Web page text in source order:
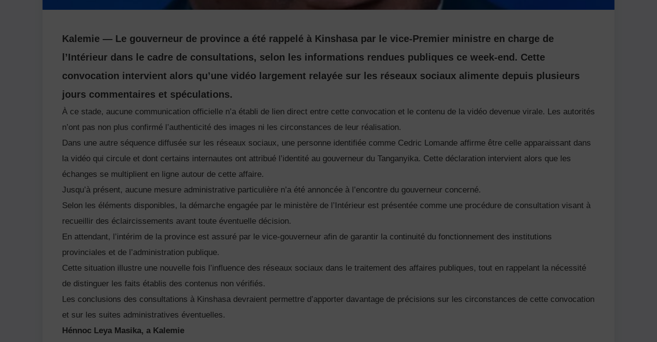
Kalemie — Le gouverneur de province a été rappelé à Kinshasa par le vice-Premier ministre en charge de
l’Intérieur dans le cadre de consultations, selon les informations rendues publiques ce week-end. Cette
convocation intervient alors qu’une vidéo largement relayée sur les réseaux sociaux alimente depuis plusieurs
jours commentaires et spéculations.
À ce stade, aucune communication officielle n’a établi de lien direct entre cette convocation et le contenu de la vidéo devenue virale. Les autorités
n’ont pas non plus confirmé l’authenticité des images ni les circonstances de leur réalisation.
Dans une autre séquence diffusée sur les réseaux sociaux, une personne identifiée comme Cedric Lomande affirme être celle apparaissant dans
la vidéo qui circule et dont certains internautes ont attribué l’identité au gouverneur du Tanganyika. Cette déclaration intervient alors que les
échanges se multiplient en ligne autour de cette affaire.
Jusqu’à présent, aucune mesure administrative particulière n’a été annoncée à l’encontre du gouverneur concerné.
Selon les éléments disponibles, la démarche engagée par le ministère de l’Intérieur est présentée comme une procédure de consultation visant à
recueillir des éclaircissements avant toute éventuelle décision.
En attendant, l’intérim de la province est assuré par le vice-gouverneur afin de garantir la continuité du fonctionnement des institutions
provinciales et de l’administration publique.
Cette situation illustre une nouvelle fois l’influence des réseaux sociaux dans le traitement des affaires publiques, tout en rappelant la nécessité
de distinguer les faits établis des contenus non vérifiés.
Les conclusions des consultations à Kinshasa devraient permettre d’apporter davantage de précisions sur les circonstances de cette convocation
et sur les suites administratives éventuelles.
Hénnoc Leya Masika, a Kalemie